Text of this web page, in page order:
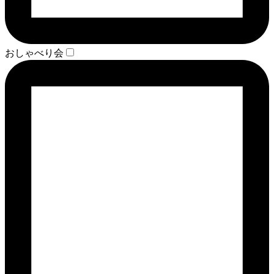
おしゃべり会